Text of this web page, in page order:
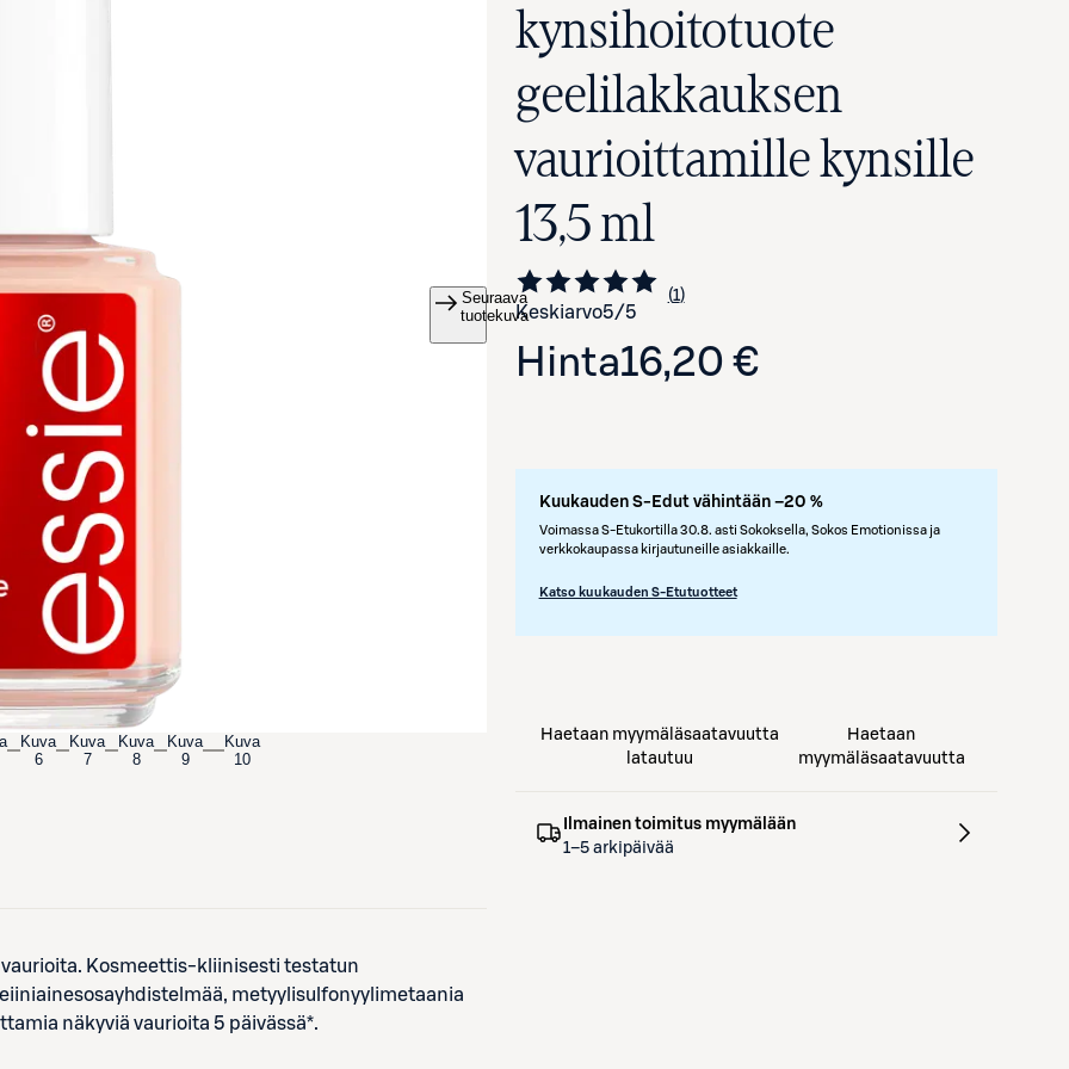
suurennettuna
Seuraava
tuotekuva
Kuva
6
Kuva
7
Kuva
8
Kuva
9
Kuva
10
kynsihoitotuote
geelilakkauksen
vaurioittamille kynsille
13,5 ml
Keskiarvo5/5 Siirry arvioihin
1
kappale
Hinta16,20 €
Kuukauden S-Edut vähintään –20 %
Voimassa S-Etukortilla 30.8. asti Sokoksella, Sokos Emotionissa ja
verkkokaupassa kirjautuneille asiakkaille.
Katso kuukauden S-Etutuotteet
Haetaan myymäläsaatavuutta
latautuu
Haetaan
myymäläsaatavuutta
Ilmainen toimitus myymälään
1–5 arkipäivää
Kosmeettis-kliinisesti testatun
metyylisulfonyylimetaania
näkyviä vaurioita 5 päivässä*.